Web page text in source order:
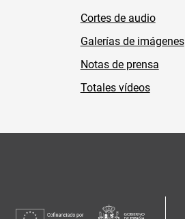
Cortes de audio
Galerías de imágenes
Notas de prensa
Totales vídeos